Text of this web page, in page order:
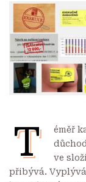
T
éměř
ve
přibývá.